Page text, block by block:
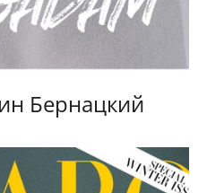
Бернацкий